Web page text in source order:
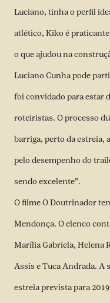
Luciano, tinha o perfil
atlético, Kiko é
o que ajudou na
Luciano Cunha pode
foi convidado para estar
roteiristas. O processo
barriga, perto da estreia,
pelo desempenho do
sendo excelente”.
O filme O Doutrinador
Mendonça. O elenco
Marília Gabriela, Helena
Assis e Tuca Andrada. A
estreia prevista para